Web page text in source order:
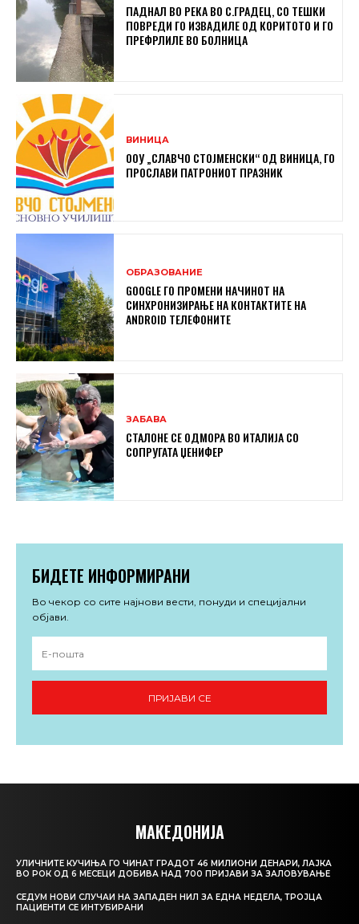
ПАДНАЛ ВО РЕКА ВО С.ГРАДЕЦ, СО ТЕШКИ
ПОВРЕДИ ГО ИЗВАДИЛЕ ОД КОРИТОТО И ГО
ПРЕФРЛИЛЕ ВО БОЛНИЦА
ВИНИЦА
ООУ „СЛАВЧО СТОЈМЕНСКИ“ ОД ВИНИЦА, ГО
ПРОСЛАВИ ПАТРОНИОТ ПРАЗНИК
ОБРАЗОВАНИЕ
GOOGLE ГО ПРОМЕНИ НАЧИНОТ НА
СИНХРОНИЗИРАЊЕ НА КОНТАКТИТЕ НА
ANDROID ТЕЛЕФОНИТЕ
ЗАБАВА
СТАЛОНЕ СЕ ОДМОРА ВО ИТАЛИЈА СО
СОПРУГАТА ЏЕНИФЕР
БИДЕТЕ ИНФОРМИРАНИ
Во чекор со сите најнови вести, понуди и специјални
објави.
ПРИЈАВИ СЕ
МАКЕДОНИЈА
УЛИЧНИТЕ КУЧИЊА ГО ЧИНАТ ГРАДОТ 46 МИЛИОНИ ДЕНАРИ, ЛАЈКА
ВО РОК ОД 6 МЕСЕЦИ ДОБИВА НАД 700 ПРИЈАВИ ЗА ЗАЛОВУВАЊЕ
СЕДУМ НОВИ СЛУЧАИ НА ЗАПАДЕН НИЛ ЗА ЕДНА НЕДЕЛА, ТРОЈЦА
ПАЦИЕНТИ СЕ ИНТУБИРАНИ